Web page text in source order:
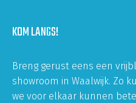
KOM LANGS!
Breng gerust eens een
showroom in Waalwijk. Zo
we voor elkaar kunnen